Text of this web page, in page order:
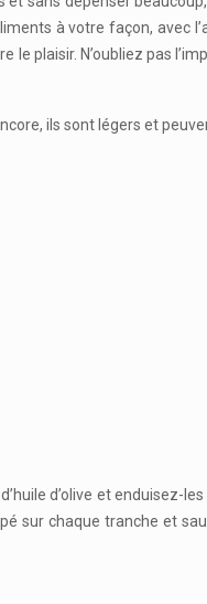
à votre façon, avec
plaisir. N’oubliez pas
ils sont légers et
d’olive et enduisez-
sur chaque tranche et